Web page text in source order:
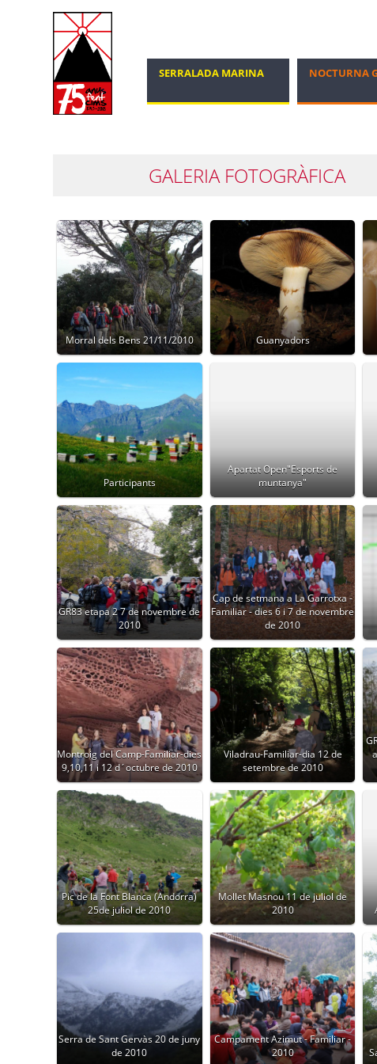
SERRALADA MARINA NOCTURNA
GALERIA FOTOGRÀFICA
Morral dels Bens 21/11/2010 Guanyadors
Participants
Apartat Open"Esports de
muntanya"
GR83 etapa 2 7 de novembre de
2010
Cap de setmana a La Garrotxa -
Familiar - dies 6 i 7 de novembre
de 2010
Montroig del Camp-Familiar-dies
9,10,11 i 12 d´octubre de 2010
Viladrau-Familiar-dia 12 de
setembre de 2010
Pic de la Font Blanca (Andorra)
25de juliol de 2010
Mollet Masnou 11 de juliol de
2010
Serra de Sant Gervàs 20 de juny
de 2010
Campament Azimut - Familiar -
2010